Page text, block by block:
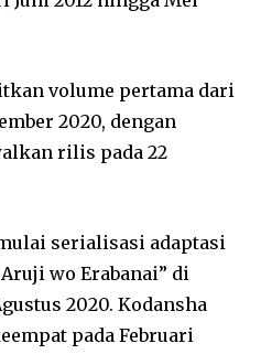
volume pertama dari
2020, dengan
rilis pada 22
serialisasi adaptasi
wo Erabanai” di
2020. Kodansha
pada Februari